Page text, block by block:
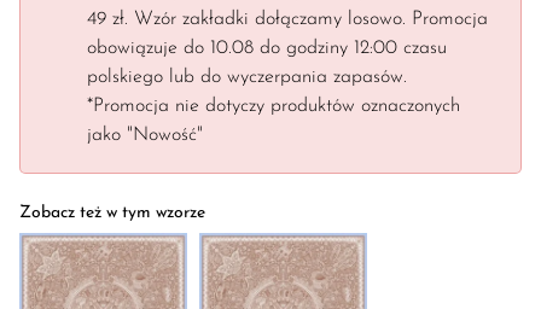
49 zł. Wzór zakładki dołączamy losowo. Promocja
obowiązuje do 10.08 do godziny 12:00 czasu
polskiego lub do wyczerpania zapasów.
*Promocja nie dotyczy produktów oznaczonych
jako "Nowość"
Zobacz też w tym wzorze